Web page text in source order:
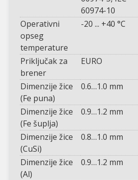
60974-10
Operativni
opseg
temperature
-20 ... +40 °C
Priključak za
brener
EURO
Dimenzije žice
(Fe puna)
0.6…1.0 mm
Dimenzije žice
(Fe šuplja)
0.9…1.2 mm
Dimenzije žice
(CuSi)
0.8…1.0 mm
Dimenzije žice
(Al)
0.9…1.2 mm